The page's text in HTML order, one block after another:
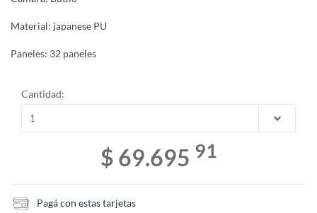
Material: japanese PU
Paneles: 32 paneles
Cantidad:
$ 69.695 91
Pagá con estas tarjetas